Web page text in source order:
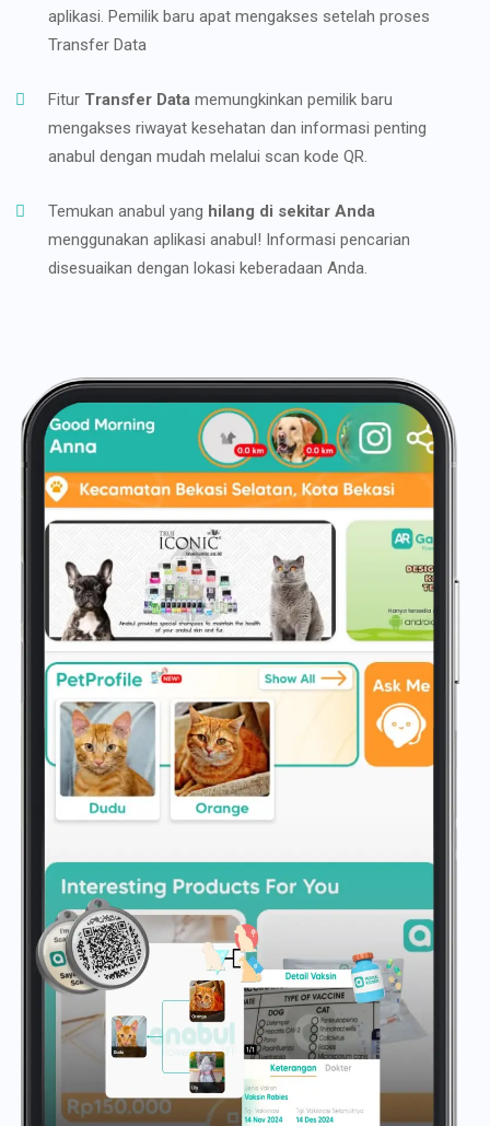
aplikasi. Pemilik baru apat mengakses setelah proses
Transfer Data
Fitur Transfer Data memungkinkan pemilik baru
mengakses riwayat kesehatan dan informasi penting
anabul dengan mudah melalui scan kode QR.
Temukan anabul yang hilang di sekitar Anda
menggunakan aplikasi anabul! Informasi pencarian
disesuaikan dengan lokasi keberadaan Anda.